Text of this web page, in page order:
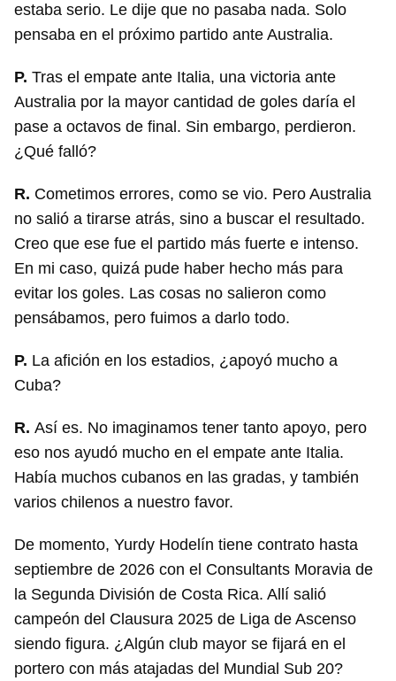
estaba serio. Le dije que no pasaba nada. Solo
pensaba en el próximo partido ante Australia.
P. Tras el empate ante Italia, una victoria ante
Australia por la mayor cantidad de goles daría el
pase a octavos de final. Sin embargo, perdieron.
¿Qué falló?
R. Cometimos errores, como se vio. Pero Australia
no salió a tirarse atrás, sino a buscar el resultado.
Creo que ese fue el partido más fuerte e intenso.
En mi caso, quizá pude haber hecho más para
evitar los goles. Las cosas no salieron como
pensábamos, pero fuimos a darlo todo.
P. La afición en los estadios, ¿apoyó mucho a
Cuba?
R. Así es. No imaginamos tener tanto apoyo, pero
eso nos ayudó mucho en el empate ante Italia.
Había muchos cubanos en las gradas, y también
varios chilenos a nuestro favor.
De momento, Yurdy Hodelín tiene contrato hasta
septiembre de 2026 con el Consultants Moravia de
la Segunda División de Costa Rica. Allí salió
campeón del Clausura 2025 de Liga de Ascenso
siendo figura. ¿Algún club mayor se fijará en el
portero con más atajadas del Mundial Sub 20?